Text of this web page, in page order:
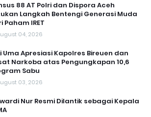
88 AT Polri dan Dispora Aceh
Langkah Bentengi Generasi Muda
Paham IRET
04, 2026
Uma Apresiasi Kapolres Bireuen dan
Narkoba atas Pengungkapan 10,6
Sabu
03, 2026
Nur Resmi Dilantik sebagai Kepala